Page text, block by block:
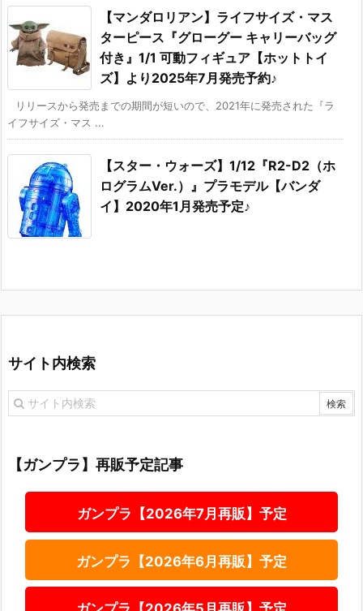
【マンダロリアン】ライフサイズ・マス
ターピース『グローグー キャリーバッグ
付き』1/1 可動フィギュア【ホットトイ
ズ】より2025年7月発売予約♪
リリースから発売までの期間が短いので、2021年に発売された『ラ
イフサイズ・マス ...
【スター・ウォーズ】1/12『R2-D2（ホ
ログラムVer.）』プラモデル【バンダ
イ】2020年1月発売予定♪
サイト内検索
【ガンプラ】再販予定記事
ガンプラ【2026年7月再販】予定
ガンプラ【2026年6月再販】予定